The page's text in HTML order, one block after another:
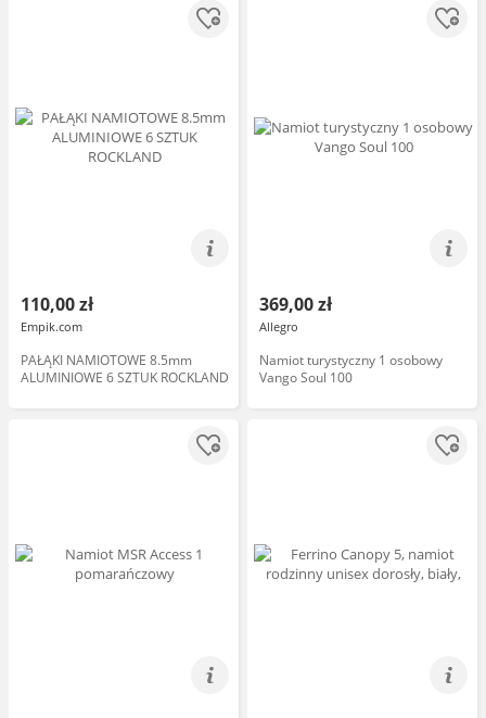
110,00 zł
Empik.com
PAŁĄKI NAMIOTOWE 8.5mm
ALUMINIOWE 6 SZTUK ROCKLAND
369,00 zł
Allegro
Namiot turystyczny 1 osobowy
Vango Soul 100